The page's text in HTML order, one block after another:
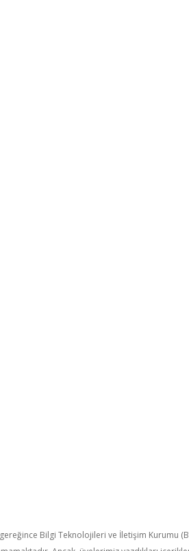
gereğince Bilgi Teknolojileri ve İletişim Kurumu